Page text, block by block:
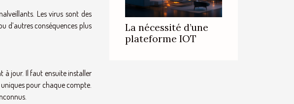
Les virus sont des
d’autres conséquences plus
à jour. Il faut ensuite installer
pour chaque compte.
La nécessité d’une
plateforme IOT